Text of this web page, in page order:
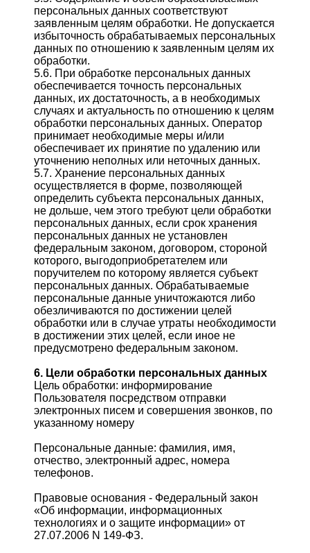
персональных данных соответствуют
заявленным целям обработки. Не допускается
избыточность обрабатываемых персональных
данных по отношению к заявленным целям их
обработки.
5.6. При обработке персональных данных
обеспечивается точность персональных
данных, их достаточность, а в необходимых
случаях и актуальность по отношению к целям
обработки персональных данных. Оператор
принимает необходимые меры и/или
обеспечивает их принятие по удалению или
уточнению неполных или неточных данных.
5.7. Хранение персональных данных
осуществляется в форме, позволяющей
определить субъекта персональных данных,
не дольше, чем этого требуют цели обработки
персональных данных, если срок хранения
персональных данных не установлен
федеральным законом, договором, стороной
которого, выгодоприобретателем или
поручителем по которому является субъект
персональных данных. Обрабатываемые
персональные данные уничтожаются либо
обезличиваются по достижении целей
обработки или в случае утраты необходимости
в достижении этих целей, если иное не
предусмотрено федеральным законом.
6. Цели обработки персональных данных
Цель обработки: информирование
Пользователя посредством отправки
электронных писем и совершения звонков, по
указанному номеру
Персональные данные: фамилия, имя,
отчество, электронный адрес, номера
телефонов.
Правовые основания - Федеральный закон
«Об информации, информационных
технологиях и о защите информации» от
27.07.2006 N 149-ФЗ.